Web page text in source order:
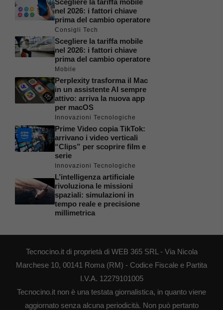
Scegliere la tariffa mobile
nel 2026: i fattori chiave
prima del cambio operatore
Consigli Tech
Scegliere la tariffa mobile
nel 2026: i fattori chiave
prima del cambio operatore
Mobile
Perplexity trasforma il Mac
in un assistente AI sempre
attivo: arriva la nuova app
per macOS
Innovazioni Tecnologiche
Prime Video copia TikTok:
arrivano i video verticali
“Clips” per scoprire film e
serie
Innovazioni Tecnologiche
L’intelligenza artificiale
rivoluziona le missioni
spaziali: simulazioni in
tempo reale e precisione
millimetrica
Tecnocino.it di proprietà di WEB 365 SRL - Via Nicola
Marchese 10, 00141 Roma (RM) - Codice Fiscale e Partita
I.V.A. 12279101005
Tecnocino.it non è una testata giornalistica, in quanto viene
aggiornato senza alcuna periodicità. Non può pertanto